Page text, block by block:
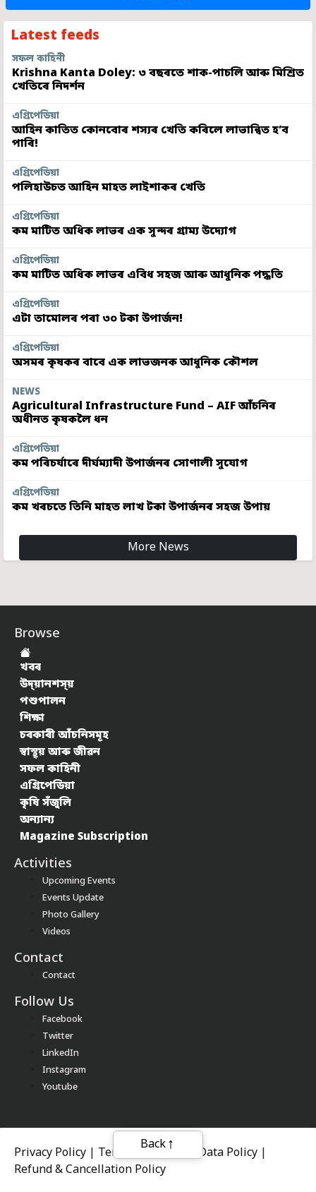
Latest feeds
সফল কাহিনী
Krishna Kanta Doley: ৩ বছৰতে শাক-পাচলি আৰু মিশ্ৰিত
খেতিৰে নিদৰ্শন
এগ্ৰিপেডিয়া
আহিন কাতিত কোনবোৰ শস্যৰ খেতি কৰিলে লাভান্বিত হ’ব
পাৰি!
এগ্ৰিপেডিয়া
পলিহাউচত আহিন মাহত লাইশাকৰ খেতি
এগ্ৰিপেডিয়া
কম মাটিত অধিক লাভৰ এক সুন্দৰ গ্ৰাম্য উদ্যোগ
এগ্ৰিপেডিয়া
কম মাটিত অধিক লাভৰ এবিধ সহজ আৰু আধুনিক পদ্ধতি
এগ্ৰিপেডিয়া
এটা তামোলৰ পৰা ৩০ টকা উপাৰ্জন!
এগ্ৰিপেডিয়া
অসমৰ কৃষকৰ বাবে এক লাভজনক আধুনিক কৌশল
NEWS
Agricultural Infrastructure Fund – AIF আঁচনিৰ
অধীনত কৃষকলৈ ধন
এগ্ৰিপেডিয়া
কম পৰিচৰ্যাৰে দীৰ্ঘম্যাদী উপাৰ্জনৰ সোণালী সুযোগ
এগ্ৰিপেডিয়া
কম খৰচতে তিনি মাহত লাখ টকা উপাৰ্জনৰ সহজ উপায়
More News
Browse
খবৰ
উদ্য়ানশস্য়
পশুপালন
শিক্ষা
চৰকাৰী আঁচনিসমূহ
স্বাস্থ্য় আৰু জীৱন
সফল কাহিনী
এগ্ৰিপেডিয়া
কৃষি সঁজুলি
অন্যান্য
Magazine Subscription
Activities
Upcoming Events
Events Update
Photo Gallery
Videos
Contact
Contact
Follow Us
Facebook
Twitter
LinkedIn
Instagram
Youtube
Privacy Policy Terms of Service Data Policy
Refund & Cancellation Policy
Back